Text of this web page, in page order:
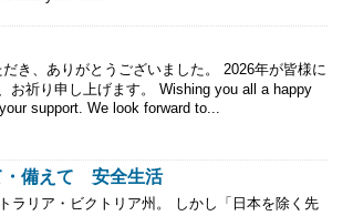
き、ありがとうございました。 2026年が皆様に
お祈り申し上げます。 Wishing you all a happy
support. We look forward to...
・備えて 安全生活
ラリア・ビクトリア州。 しかし「日本を除く先